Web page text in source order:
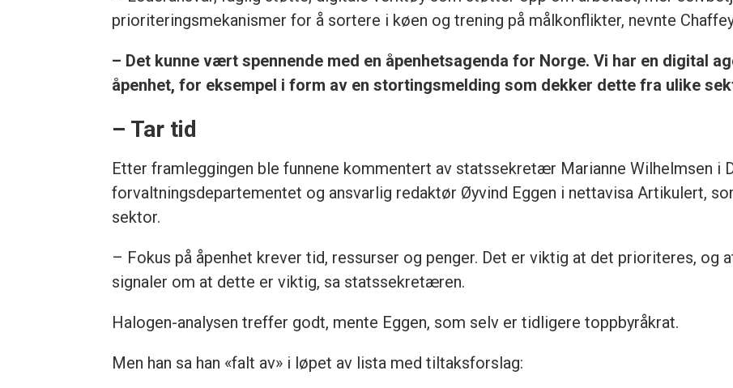
prioriteringsmekanismer for å sortere i køen og trening på målkonflikter, nevnte
– Det kunne vært spennende med en åpenhetsagenda for Norge. Vi har en digital
åpenhet, for eksempel i form av en stortingsmelding som dekker dette fra ulike
– Tar tid
Etter framleggingen ble funnene kommentert av statssekretær Marianne Wilhelmsen i
forvaltningsdepartementet og ansvarlig redaktør Øyvind Eggen i nettavisa Artikulert,
sektor.
– Fokus på åpenhet krever tid, ressurser og penger. Det er viktig at det prioriteres, og
signaler om at dette er viktig, sa statssekretæren.
Halogen-analysen treffer godt, mente Eggen, som selv er tidligere toppbyråkrat.
Men han sa han «falt av» i løpet av lista med tiltaksforslag: